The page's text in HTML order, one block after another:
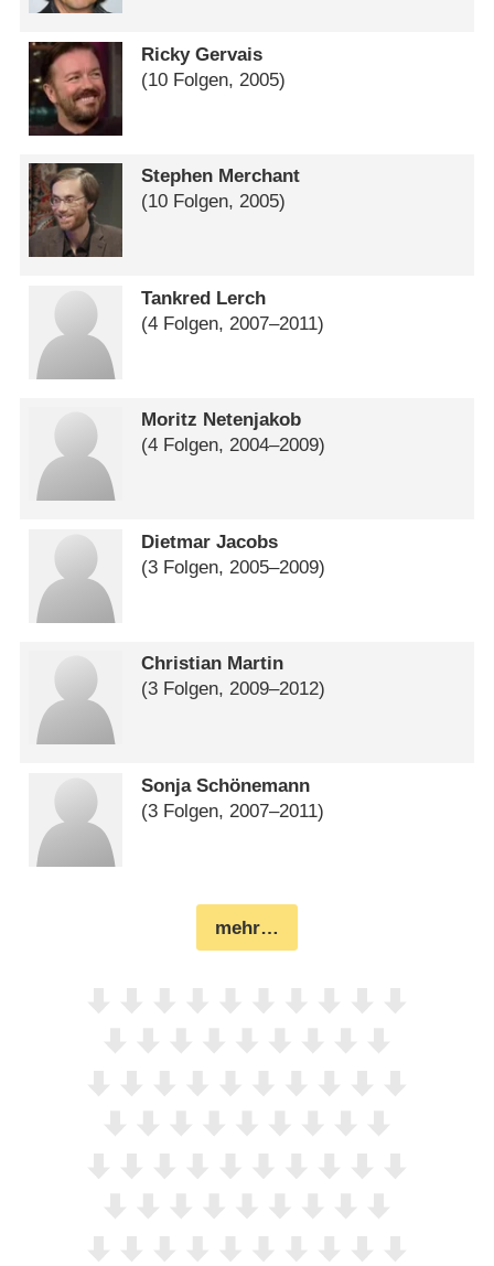
Ricky Gervais
(10 Folgen, 2005)
Stephen Merchant
(10 Folgen, 2005)
Tankred Lerch
(4 Folgen, 2007⁠–⁠2011)
Moritz Netenjakob
(4 Folgen, 2004⁠–⁠2009)
Dietmar Jacobs
(3 Folgen, 2005⁠–⁠2009)
Christian Martin
(3 Folgen, 2009⁠–⁠2012)
Sonja Schönemann
(3 Folgen, 2007⁠–⁠2011)
mehr…